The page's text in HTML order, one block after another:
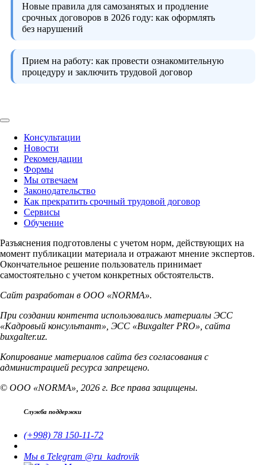
Новые правила для самозанятых и продление
срочных договоров в 2026 году: как оформлять
без нарушений
Прием на работу: как провести ознакомительную
процедуру и заключить трудовой договор
Консультации
Новости
Рекомендации
Формы
Мы отвечаем
Законодательство
Как прекратить срочный трудовой договор
Сервисы
Обучение
Разъяснения подготовлены с учетом норм, действующих на
момент публикации материала и отражают мнение экспертов.
Окончательное решение пользователь принимает
самостоятельно с учетом конкретных обстоятельств.
Сайт разработан в ООО «NORMA».
При создании контента использовались материалы ЭСС
«Кадровый консультант», ЭСС «Buxgalter PRO», сайта
buxgalter.uz.
Копирование материалов сайта без согласования с
администрацией ресурса запрещено.
© ООО «NORMA», 2026 г. Все права защищены.
Служба поддержки
(+998) 78 150-11-72
Мы в Telegram @ru_kadrovik